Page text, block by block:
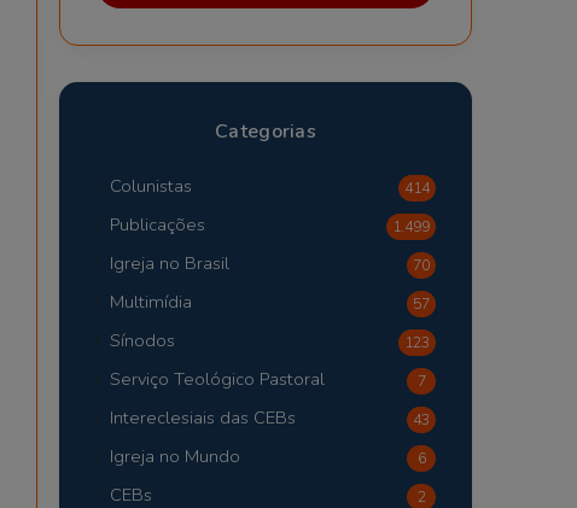
Categorias
Colunistas 414
Publicações 1.499
Igreja no Brasil 70
Multimídia 57
Sínodos 123
Serviço Teológico Pastoral 7
Intereclesiais das CEBs 43
Igreja no Mundo 6
CEBs 2